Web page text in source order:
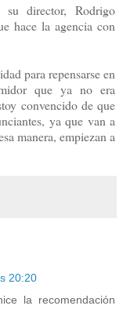
director, Rodrigo
hace la agencia con
para repensarse en
que ya no era
convencido de que
ya que van a
manera, empiezan a
20:20
la recomendación